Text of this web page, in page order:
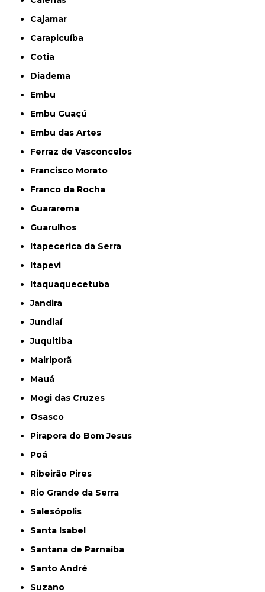
Cajamar
Carapicuíba
Cotia
Diadema
Embu
Embu Guaçú
Embu das Artes
Ferraz de Vasconcelos
Francisco Morato
Franco da Rocha
Guararema
Guarulhos
Itapecerica da Serra
Itapevi
Itaquaquecetuba
Jandira
Jundiaí
Juquitiba
Mairiporã
Mauá
Mogi das Cruzes
Osasco
Pirapora do Bom Jesus
Poá
Ribeirão Pires
Rio Grande da Serra
Salesópolis
Santa Isabel
Santana de Parnaíba
Santo André
Suzano